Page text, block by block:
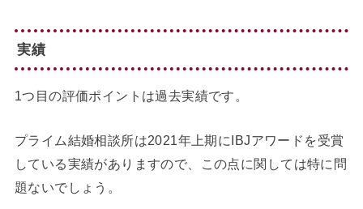
実績
1つ目の評価ポイントは過去実績です。
プライム結婚相談所は2021年上期にIBJアワードを受賞
している実績がありますので、この点に関しては特に問
題ないでしょう。